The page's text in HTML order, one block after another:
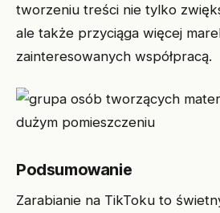
tworzeniu treści nie tylko
ale także przyciąga więcej
zainteresowanych współpracą.
Podsumowanie
Zarabianie na TikToku to